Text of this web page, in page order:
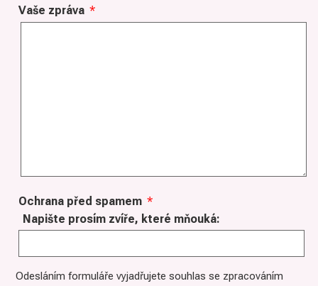
Vaše zpráva *
Ochrana před spamem *
Napište prosím zvíře, které mňouká:
Odesláním formuláře vyjadřujete souhlas se zpracováním